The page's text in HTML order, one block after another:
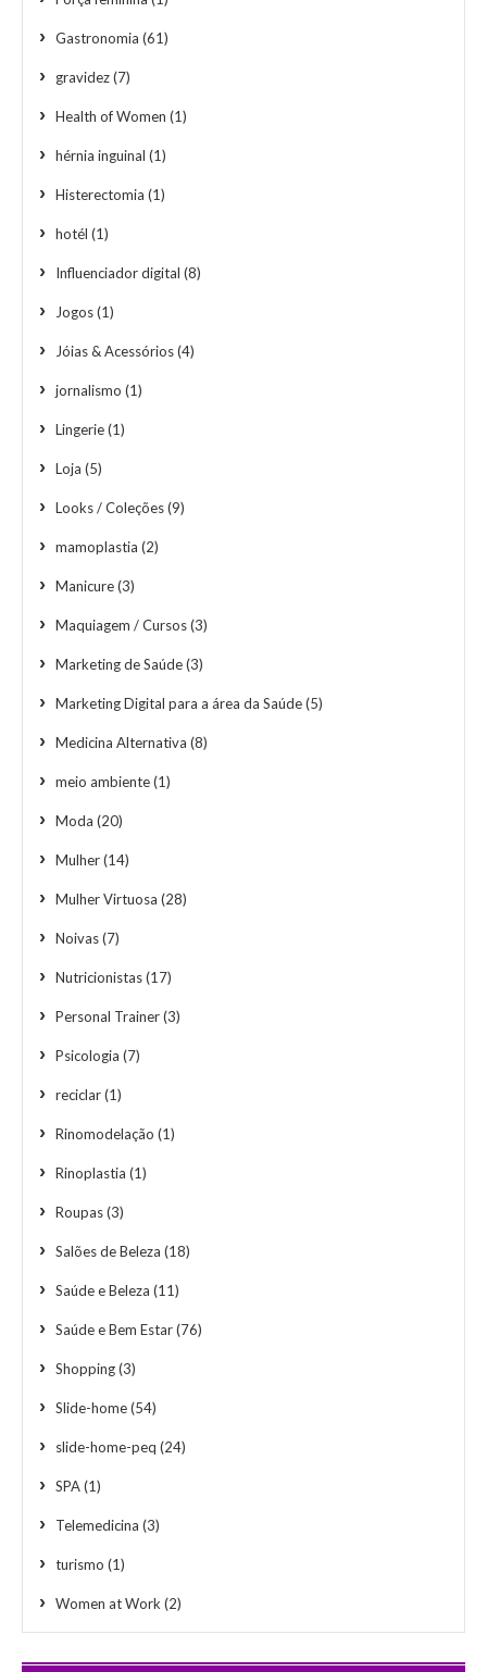
Gastronomia (61)
gravidez(7)
Health of Women (1)
hérnia inguinal (1)
Histerectomia (1)
hotél (1)
Influenciador digital (8)
Jogos(1)
Jóias & Acessórios(4)
jornalismo (1)
Lingerie(1)
Loja (5)
Looks / Coleções(9)
mamoplastia (2)
Manicure(3)
Maquiagem / Cursos(3)
Marketing de Saúde(3)
Marketing Digital para a área da Saúde(5)
Medicina Alternativa (8)
meio ambiente(1)
Moda (20)
Mulher(14)
Mulher Virtuosa (28)
Noivas(7)
Nutricionistas(17)
Personal Trainer(3)
Psicologia (7)
reciclar(1)
Rinomodelação (1)
Rinoplastia (1)
Roupas(3)
Salões de Beleza (18)
Saúde e Beleza (11)
Saúde e Bem Estar(76)
Shopping(3)
Slide-home(54)
slide-home-peq (24)
SPA(1)
Telemedicina (3)
turismo (1)
Women at Work (2)